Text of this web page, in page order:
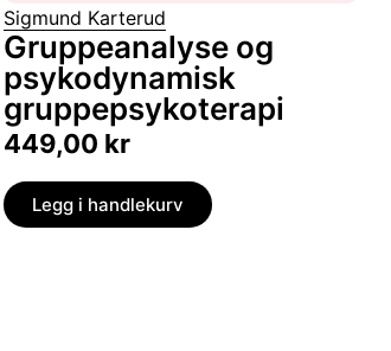
Sigmund Karterud
Gruppeanalyse og
psykodynamisk
gruppepsykoterapi
449,00 kr
Legg i handlekurv